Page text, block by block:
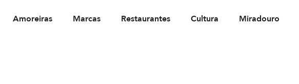
Amoreiras Marcas Restaurantes Cultura Miradouro